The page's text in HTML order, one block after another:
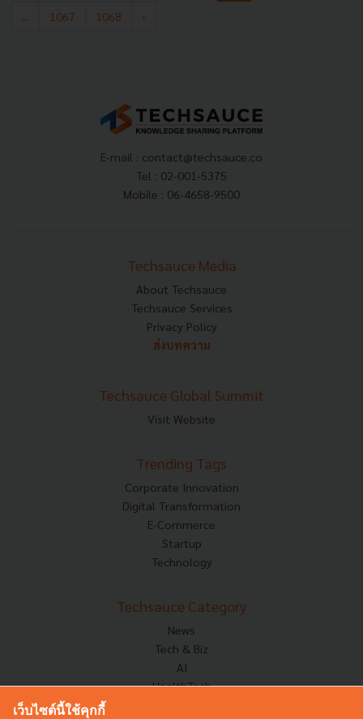
1067 1068 ›
E-mail : contact@techsauce.co
Tel : 02-001-5375
Mobile : 06-4658-9500
Techsauce Media
About Techsauce
Techsauce Services
Privacy Policy
ส่งบทความ
Techsauce Global Summit
Visit Website
Trending Tags
Corporate Innovation
Digital Transformation
E-Commerce
Startup
Technology
Techsauce Category
News
Tech & Biz
AI
HealthTech
เว็บไซต์นี้ใช้คุกกี้